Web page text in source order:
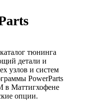
тюнинга
детали и
узлов и систем
PowerParts
в Маттигхофене
опции.